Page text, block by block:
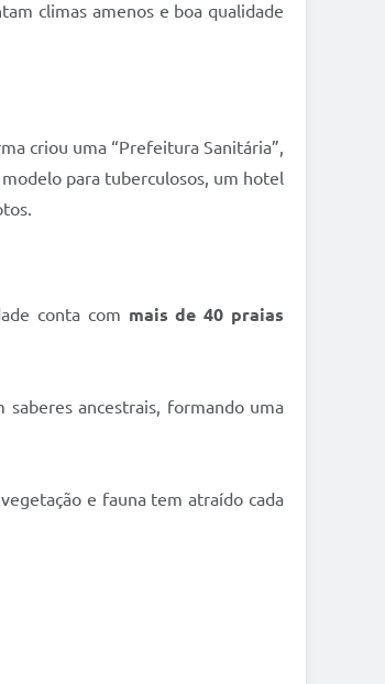
climas amenos e boa qualidade
criou uma “Prefeitura Sanitária”,
para tuberculosos, um hotel
conta com mais de 40 praias
saberes ancestrais, formando uma
e fauna tem atraído cada